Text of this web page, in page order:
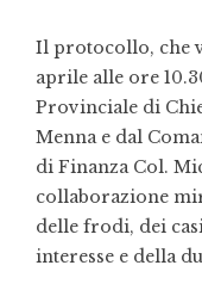
Il protocollo, che
aprile alle ore
Provinciale di
Menna e dal
di Finanza Col.
collaborazione
delle frodi, dei
interesse e della